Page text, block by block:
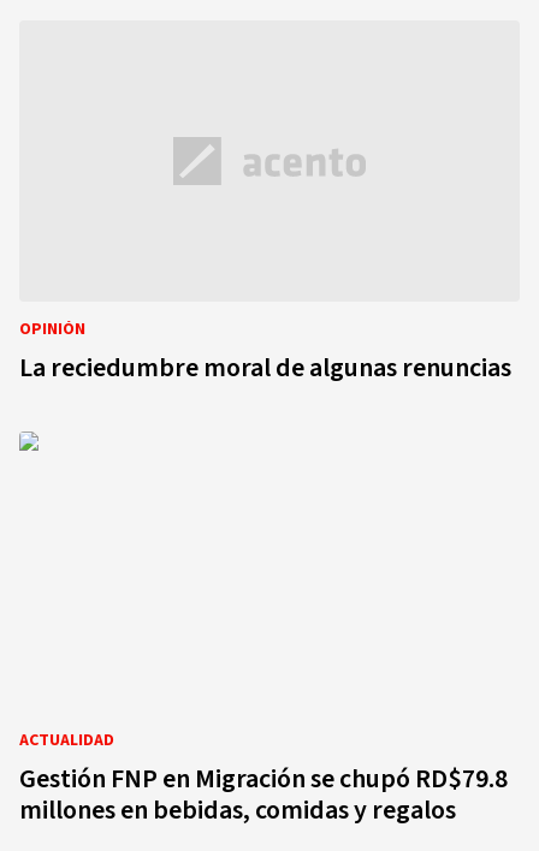
OPINIÓN
La reciedumbre moral de algunas renuncias
ACTUALIDAD
Gestión FNP en Migración se chupó RD$79.8
millones en bebidas, comidas y regalos